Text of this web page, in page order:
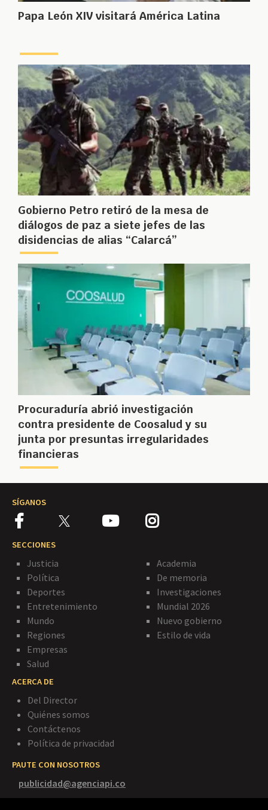
Papa León XIV visitará América Latina
Gobierno Petro retiró de la mesa de
diálogos de paz a siete jefes de las
disidencias de alias “Calarcá”
Procuraduría abrió investigación
contra presidente de Coosalud y su
junta por presuntas irregularidades
financieras
SÍGANOS
SECCIONES
Justicia
Política
Deportes
Entretenimiento
Mundo
Regiones
Empresas
Salud
Academia
De memoria
Investigaciones
Mundial 2026
Nuevo gobierno
Estilo de vida
ACERCA DE
Del Director
Quiénes somos
Contáctenos
Política de privacidad
PAUTE CON NOSOTROS
publicidad@agenciapi.co